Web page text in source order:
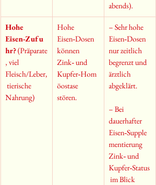
abends).
Hohe
Eisen‑Zufu
hr? (Präparate
, viel
Fleisch/Leber,
tierische
Nahrung)
Hohe
Eisen‑Dosen
können
Zink‑ und
Kupfer‑Hom
öostase
stören.
– Sehr hohe
Eisen‑Dosen
nur zeitlich
begrenzt und
ärztlich
abgeklärt.
– Bei
dauerhafter
Eisen‑Supple
mentierung
Zink‑ und
Kupfer‑Status
im Blick